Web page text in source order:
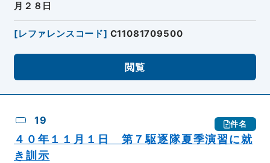
月２８日
[レファレンスコード] C11081709500
閲覧
19 件名
４０年１１月１日 第７駆逐隊夏季演習に就
き訓示